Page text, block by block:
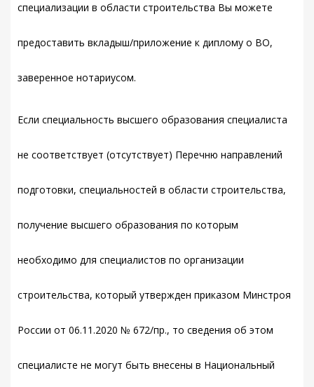
специализации в области строительства Вы можете
предоставить вкладыш/приложение к диплому о ВО,
заверенное нотариусом.
Если специальность высшего образования специалиста
не соответствует (отсутствует) Перечню направлений
подготовки, специальностей в области строительства,
получение высшего образования по которым
необходимо для специалистов по организации
строительства, который утвержден приказом Минстроя
России от 06.11.2020 № 672/пр., то сведения об этом
специалисте не могут быть внесены в Национальный